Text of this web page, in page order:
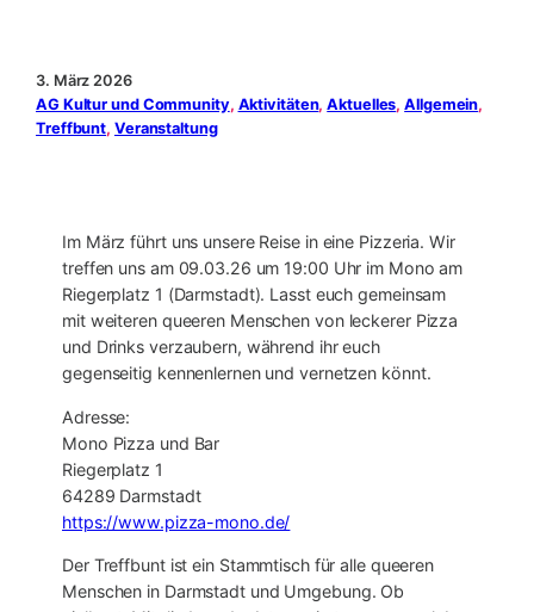
3. März 2026
AG Kultur und Community, Aktivitäten, Aktuelles, Allgemein
Treffbunt, Veranstaltung
Im März führt uns unsere Reise in eine Pizzeria. Wir
treffen uns am 09.03.26 um 19:00 Uhr im Mono am
Riegerplatz 1 (Darmstadt). Lasst euch gemeinsam
mit weiteren queeren Menschen von leckerer Pizza
und Drinks verzaubern, während ihr euch
gegenseitig kennenlernen und vernetzen könnt.
Adresse:
Mono Pizza und Bar
Riegerplatz 1
64289 Darmstadt
https://www.pizza-mono.de/
Der Treffbunt ist ein Stammtisch für alle queeren
Menschen in Darmstadt und Umgebung. Ob